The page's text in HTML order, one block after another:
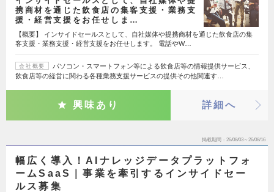
携商材を通じた飲食店の集客支援・業務支
援・経営支援をお任せしま…
【概要】 インサイドセールスとして、自社媒体や提携商材を通じた飲食店の集
客支援・業務支援・経営支援をお任せします。 電話やW…
会社概要
パソコン・スマートフォン等による飲食店等の情報提供サービス、
飲食店等の経営に関わる各種業務支援サービスの提供その他関連す…
興味あり 詳細へ
掲載期間 26/08/03～26/08/16
幅広く導入！AIナレッジデータプラットフォ
ームSaaS｜事業を牽引するインサイドセー
ルス募集